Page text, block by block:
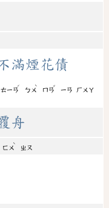
滿煙花債
ㄊㄧㄢ
ˊ
ㄅㄨ
ˋ
ㄇㄢ
ˇ
ㄧㄢ
ㄏㄨㄚ
舟
ㄈㄨ
ˋ
ㄓㄡ